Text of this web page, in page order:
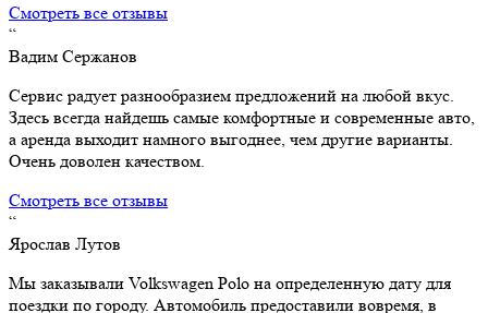
Смотреть все отзывы
“
Вадим Сержанов
Сервис радует разнообразием предложений на любой вкус.
Здесь всегда найдешь самые комфортные и современные авто,
а аренда выходит намного выгоднее, чем другие варианты.
Очень доволен качеством.
Смотреть все отзывы
“
Ярослав Лутов
Мы заказывали Volkswagen Polo на определенную дату для
поездки по городу. Автомобиль предоставили вовремя, в